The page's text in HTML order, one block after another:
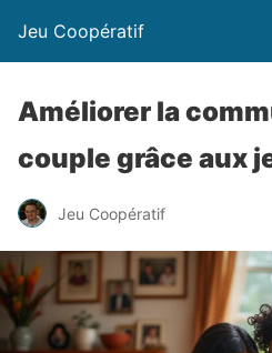
Jeu Coopératif
Améliorer la
couple grâce aux
Jeu Coopératif